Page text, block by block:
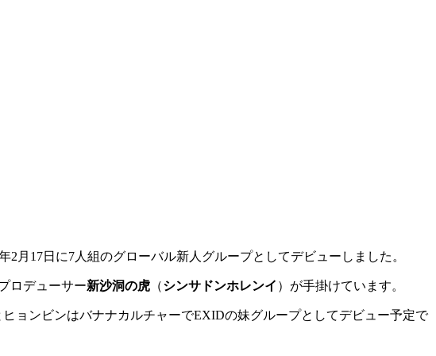
月17日に7人組のグローバル新人グループとしてデビューしました。
ロデューサー新沙洞の虎 （シンサドンホレンイ ）が手掛けています。
ョンビンはバナナカルチャーでEXIDの妹グループとしてデビュー予定で